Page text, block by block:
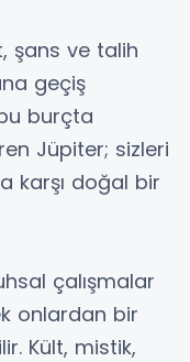
şans ve talih
geçiş
burçta
Jüpiter; sizleri
karşı doğal bir
çalışmalar
onlardan bir
Kült, mistik,